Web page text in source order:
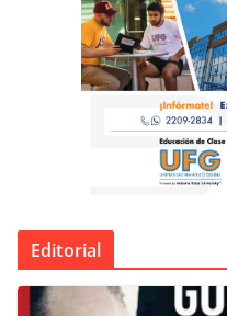
Editorial